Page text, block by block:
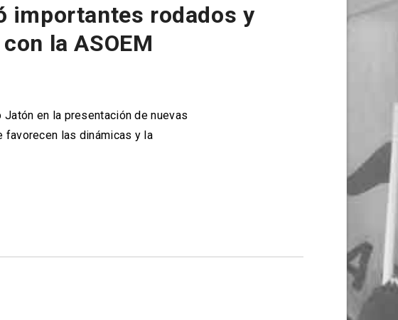
importantes rodados y
la ASOEM
en la presentación de nuevas
favorecen las dinámicas y la